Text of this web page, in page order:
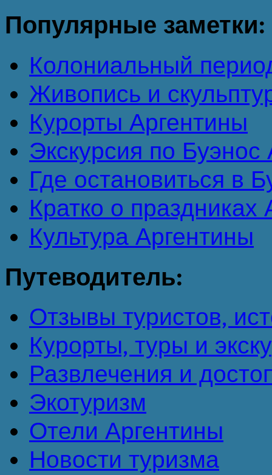
Популярные заметки:
Колониальный
Живопись и
Курорты Аргентины
Экскурсия по
Где остановиться в
Кратко о праздниках
Культура Аргентины
Путеводитель:
Отзывы туристов,
Курорты, туры и
Развлечения и
Экотуризм
Отели Аргентины
Новости туризма